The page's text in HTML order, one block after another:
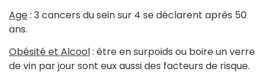
Age: 3 cancers du sein sur 4 se déclarent après 50
ans.
Obésité et Alcool: être en surpoids ou boire un verre
de vin par jour sont eux aussi des facteurs de risque.